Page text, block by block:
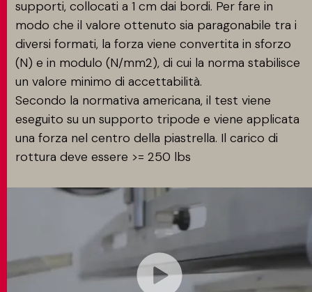
supporti, collocati a 1 cm dai bordi. Per fare in
modo che il valore ottenuto sia paragonabile tra i
diversi formati, la forza viene convertita in sforzo
(N) e in modulo (N/mm2), di cui la norma stabilisce
un valore minimo di accettabilità.
Secondo la normativa americana, il test viene
eseguito su un supporto tripode e viene applicata
una forza nel centro della piastrella. Il carico di
rottura deve essere >= 250 lbs